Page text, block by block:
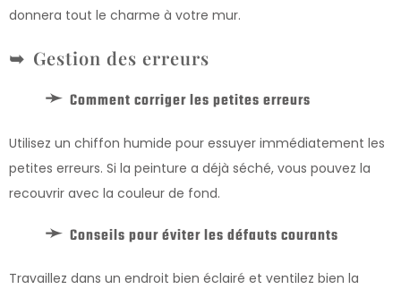
donnera tout le charme à votre mur.
Gestion des erreurs
Comment corriger les petites erreurs
Utilisez un chiffon humide pour essuyer immédiatement les
petites erreurs. Si la peinture a déjà séché, vous pouvez la
recouvrir avec la couleur de fond.
Conseils pour éviter les défauts courants
Travaillez dans un endroit bien éclairé et ventilez bien la